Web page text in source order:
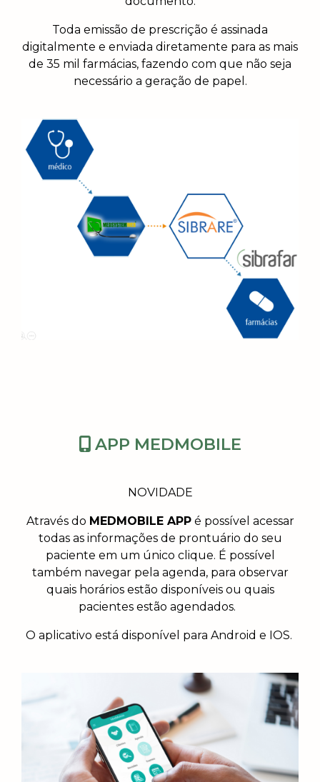
Toda emissão de prescrição é assinada
digitalmente e enviada diretamente para as mais
de 35 mil farmácias, fazendo com que não seja
necessário a geração de papel.
APP MEDMOBILE
NOVIDADE
Através do MEDMOBILE APPé possível acessar
todas as informações de prontuário do seu
paciente em um único clique. É possível
também navegar pela agenda, para observar
quais horários estão disponíveis ou quais
pacientes estão agendados.
O aplicativo está disponível para Android e IOS.